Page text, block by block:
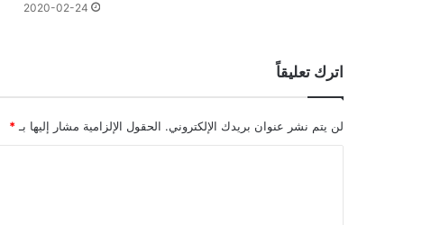
2020-02-24
اترك تعليقاً
لن يتم نشر عنوان بريدك الإلكتروني. الحقول الإلزامية مشار إليها بـ *